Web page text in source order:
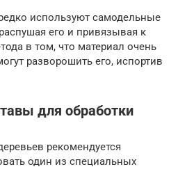
используют самодельные
его и привязывая к
в том, что материал очень
разворошить его, испортив
для обработки
рекомендуется
один из специальных